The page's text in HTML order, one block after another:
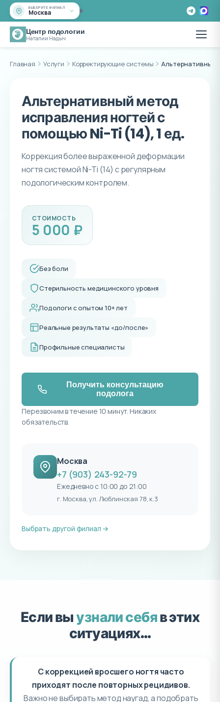
ВЫБЕРИТЕ ФИЛИАЛ
Москва
Центр подологии
Наталии Надыч
Главная Услуги Корректирующие системы Альтернативный
Альтернативный метод
исправления ногтей с
помощью Ni-Ti (14), 1 ед.
Коррекция более выраженной деформации
ногтя системой Ni-Ti (14) с регулярным
подологическим контролем.
СТОИМОСТЬ
5 000 ₽
Без боли
Стерильность медицинского уровня
Подологи с опытом 10+ лет
Реальные результаты «до/после»
Профильные специалисты
Получить консультацию
подолога
Перезвоним в течение 10 минут. Никаких
обязательств.
Москва
+7 (903) 243-92-79
Ежедневно с 10:00 до 21:00
г. Москва, ул. Люблинская 78, к.3
Выбрать другой филиал →
Если выузнали себяв этих
ситуациях…
С коррекцией вросшего ногтя часто
приходят после повторных рецидивов.
Важно не выбирать метод наугад, а подобрать